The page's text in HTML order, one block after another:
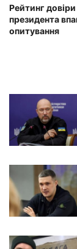
Рейтинг довіри
президента
опитування